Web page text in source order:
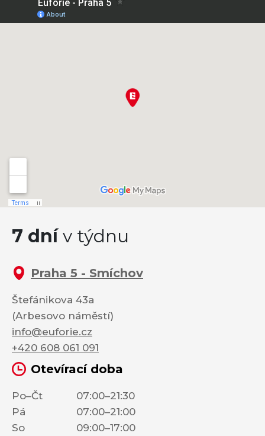
7 dnív týdnu
Praha 5 - Smíchov
Štefánikova 43a
(Arbesovo náměstí)
info@euforie.cz
+420 608 061 091
Otevírací doba
Po–Čt
07:00–21:30
Pá
07:00–21:00
So
09:00–17:00